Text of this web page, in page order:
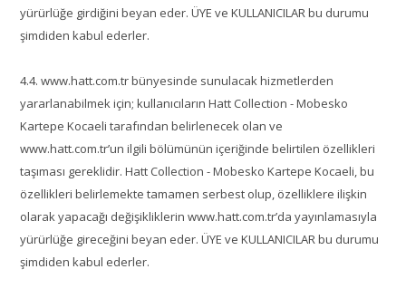
yürürlüğe girdiğini beyan eder. ÜYE ve KULLANICILAR bu durumu
şimdiden kabul ederler.
4.4. www.hatt.com.tr bünyesinde sunulacak hizmetlerden
yararlanabilmek için; kullanıcıların Hatt Collection - Mobesko
Kartepe Kocaeli tarafından belirlenecek olan ve
www.hatt.com.tr’un ilgili bölümünün içeriğinde belirtilen özellikleri
taşıması gereklidir. Hatt Collection - Mobesko Kartepe Kocaeli, bu
özellikleri belirlemekte tamamen serbest olup, özelliklere ilişkin
olarak yapacağı değişikliklerin www.hatt.com.tr’da yayınlamasıyla
yürürlüğe gireceğini beyan eder. ÜYE ve KULLANICILAR bu durumu
şimdiden kabul ederler.